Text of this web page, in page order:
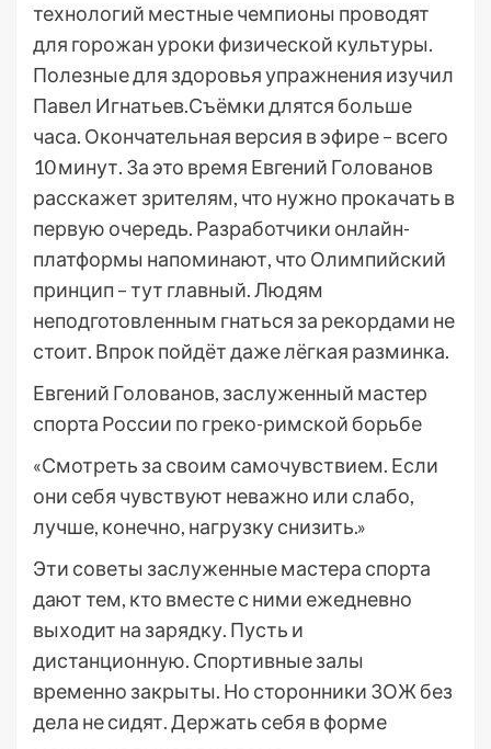
технологий местные чемпионы проводят
для горожан уроки физической культуры.
Полезные для здоровья упражнения изучил
Павел Игнатьев.Съёмки длятся больше
часа. Окончательная версия в эфире – всего
10 минут. За это время Евгений Голованов
расскажет зрителям, что нужно прокачать в
первую очередь. Разработчики онлайн-
платформы напоминают, что Олимпийский
принцип – тут главный. Людям
неподготовленным гнаться за рекордами не
стоит. Впрок пойдёт даже лёгкая разминка.
Евгений Голованов, заслуженный мастер
спорта России по греко-римской борьбе
«Смотреть за своим самочувствием. Если
они себя чувствуют неважно или слабо,
лучше, конечно, нагрузку снизить.»
Эти советы заслуженные мастера спорта
дают тем, кто вместе с ними ежедневно
выходит на зарядку. Пусть и
дистанционную. Спортивные залы
временно закрыты. Но сторонники ЗОЖ без
дела не сидят. Держать себя в форме